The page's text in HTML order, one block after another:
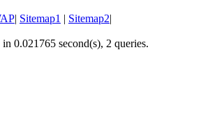
| Sitemap1 | Sitemap2|
in 0.021765 second(s), 2 queries.